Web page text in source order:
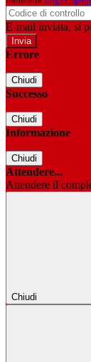
E-mail inviata, si
Errore
Chiudi
Successo
Chiudi
Informazione
Chiudi
Attendere...
Attendere il
Chiudi